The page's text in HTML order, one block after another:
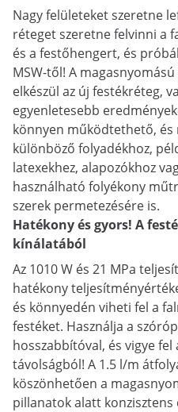
Nagy felületeket szeretne
réteget szeretne felvinni a
és a festőhengert, és
MSW-től! A
elkészül az új festékréteg,
egyenletesebb
könnyen működtethető, és
különböző folyadékhoz,
latexekhez, alapozókhoz
használható folyékony
szerek permetezésére is.
Hatékony és gyors! A
kínálatából
Az 1010 W és 21 MPa
hatékony
és könnyedén viheti fel a
festéket. Használja a
hosszabbítóval, és vigye
távolságból! A 1.5 l/m
köszönhetően a
pillanatok alatt